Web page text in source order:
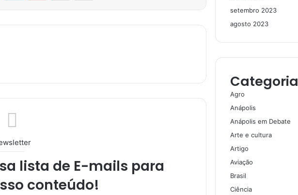
lista de E-mails para
conteúdo!
setembro 2023
agosto 2023
Agro
Anápolis
Anápolis em Debate
Arte e cultura
Artigo
Aviação
Brasil
Ciência